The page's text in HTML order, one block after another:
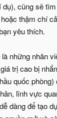
cũng sẽ
thậm chí
yêu thích.
những nhân
trị cao bị
quốc
lĩnh vực
dàng để tạo